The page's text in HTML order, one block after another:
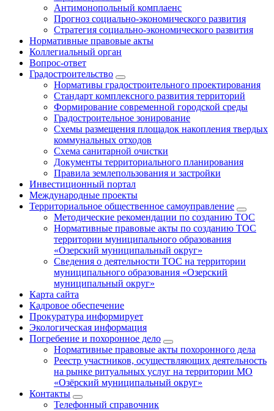
Антимонопольный комплаенс
Прогноз социально-экономического развития
Стратегия социально-экономического развития
Нормативные правовые акты
Коллегиальный орган
Вопрос-ответ
Градостроительство
Нормативы градостроительного проектирования
Стандарт комплексного развития территорий
Формирование современной городской среды
Градостроительное зонирование
Схемы размещения площадок накопления твердых
коммунальных отходов
Схема санитарной очистки
Документы территориального планирования
Правила землепользования и застройки
Инвестиционный портал
Международные проекты
Территориальное общественное самоуправление
Методические рекомендации по созданию ТОС
Нормативные правовые акты по созданию ТОС
территории муниципального образования
«Озерский муниципальный округ»
Сведения о деятельности ТОС на территории
муниципального образования «Озерский
муниципальный округ»
Карта сайта
Кадровое обеспечение
Прокуратура информирует
Экологическая информация
Погребение и похоронное дело
Нормативные правовые акты похоронного дела
Реестр участников, осуществляющих деятельность
на рынке ритуальных услуг на территории МО
«Озёрский муниципальный округ»
Контакты
Телефонный справочник